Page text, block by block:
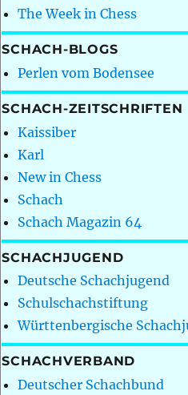
The Week in Chess
SCHACH-BLOGS
Perlen vom Bodensee
SCHACH-ZEITSCHRIFTEN
Kaissiber
Karl
New in Chess
Schach
Schach Magazin 64
SCHACHJUGEND
Deutsche Schachjugend
Schulschachstiftung
Württenbergische
SCHACHVERBAND
Deutscher Schachbund